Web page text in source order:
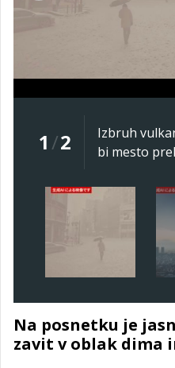
1/2
Izbruh
bi mesto
Na posnetku je
zavit v oblak dima